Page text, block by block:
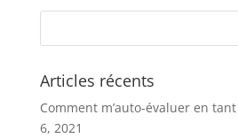
Articles récents
Comment m’auto-évaluer en
6, 2021